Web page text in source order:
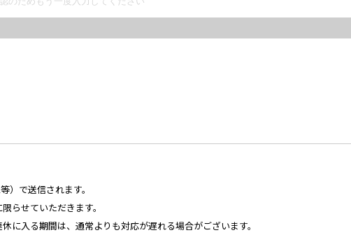
）で送信されます。
らせていただきます。
に入る期間は、通常よりも対応が遅れる場合がございます。